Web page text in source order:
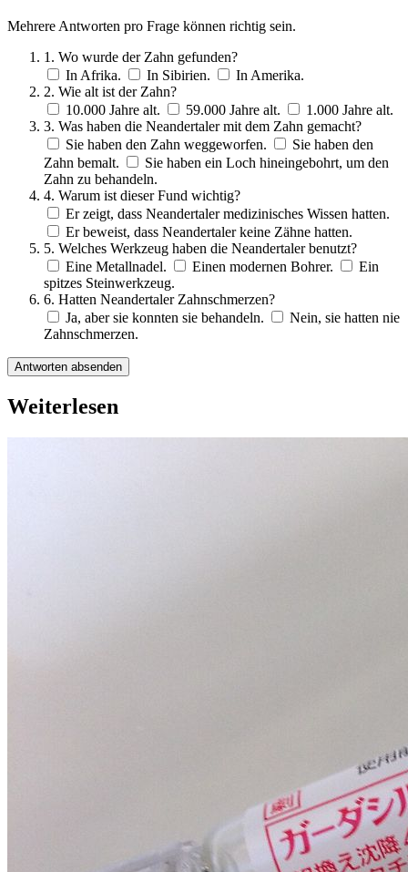
Mehrere Antworten pro Frage können richtig sein.
1. Wo wurde der Zahn gefunden?
In Afrika.
In Sibirien.
In Amerika.
2. Wie alt ist der Zahn?
10.000 Jahre alt.
59.000 Jahre alt.
1.000 Jahre alt.
3. Was haben die Neandertaler mit dem Zahn gemacht?
Sie haben den Zahn weggeworfen.
Sie haben den
Zahn bemalt.
Sie haben ein Loch hineingebohrt, um den
Zahn zu behandeln.
4. Warum ist dieser Fund wichtig?
Er zeigt, dass Neandertaler medizinisches Wissen hatten.
Er beweist, dass Neandertaler keine Zähne hatten.
5. Welches Werkzeug haben die Neandertaler benutzt?
Eine Metallnadel.
Einen modernen Bohrer.
Ein
spitzes Steinwerkzeug.
6. Hatten Neandertaler Zahnschmerzen?
Ja, aber sie konnten sie behandeln.
Nein, sie hatten nie
Zahnschmerzen.
Antworten absenden
Weiterlesen